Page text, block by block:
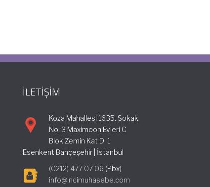
İLETİŞİM
Koza Mahallesi 1635. Sokak
No: 3 Maximoon Evleri C
Blok Zemin Kat D: 1
Esenkent Bahçeşehir | İstanbul
(0212) 477 07 06 (Pbx)
info@incimuhasebe.com